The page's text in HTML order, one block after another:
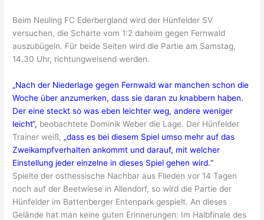
Beim Neuling FC Ederbergland wird der Hünfelder SV
versuchen, die Scharte vom 1:2 daheim gegen Fernwald
auszubügeln. Für beide Seiten wird die Partie am Samstag,
14.30 Uhr, richtungweisend werden.
„Nach der Niederlage gegen Fernwald war manchen schon die
Woche über anzumerken, dass sie daran zu knabbern haben.
Der eine steckt so was eben leichter weg, andere weniger
leicht“, beobachtete Dominik Weber die Lage. Der Hünfelder
Trainer weiß, „dass es bei diesem Spiel umso mehr auf das
Zweikampfverhalten ankommt und darauf, mit welcher
Einstellung jeder einzelne in dieses Spiel gehen wird.“
Spielte der osthessische Nachbar aus Flieden vor 14 Tagen
noch auf der Beetwiese in Allendorf, so wird die Partie der
Hünfelder im Battenberger Entenpark gespielt. An dieses
Gelände hat man keine guten Erinnerungen: Im Halbfinale des